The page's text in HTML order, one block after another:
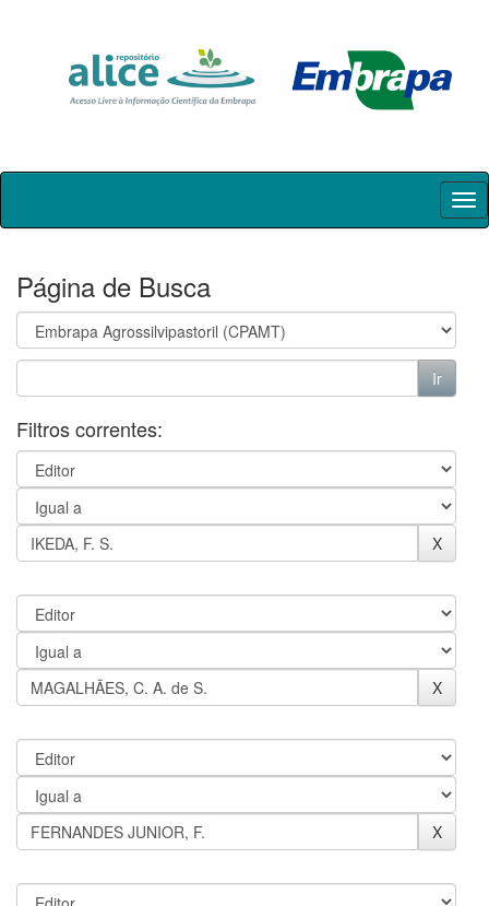
Skip
Página de Busca
Filtros correntes: